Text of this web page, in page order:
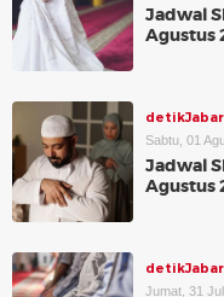
Jadwal
Agustus
detikJabar
Sabtu, 01
Jadwal
Agustus
detikJabar
Jumat, 31